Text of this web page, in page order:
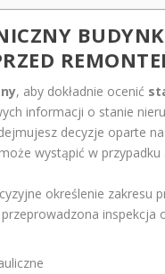
, aby dokładnie ocenić
informacji o stanie
decyzje oparte
wystąpić w przypadku
określenie zakresu
inspekcja